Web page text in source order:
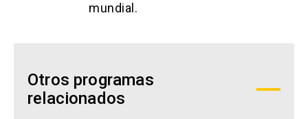
mundial.
Otros programas
relacionados